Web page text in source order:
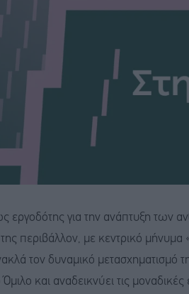
εργοδότης για την ανάπτυξη των
περιβάλλον, με κεντρικό μήνυμα
τον δυναμικό μετασχηματισμό
και αναδεικνύει τις μοναδικές